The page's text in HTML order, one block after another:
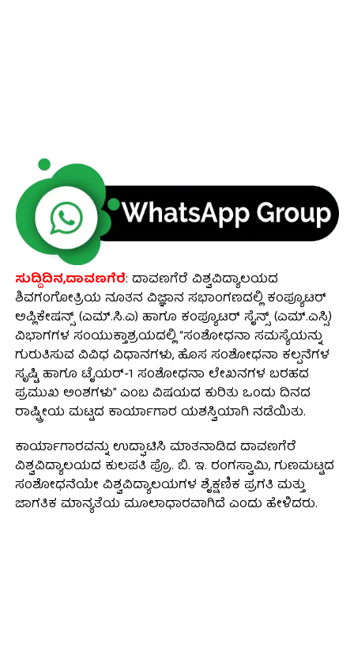
ಸುದ್ದಿದಿನ,ದಾವಣಗೆರೆ: ದಾವಣಗೆರೆ ವಿಶ್ವವಿದ್ಯಾಲಯದ
ಶಿವಗಂಗೋತ್ರಿಯ ನೂತನ ವಿಜ್ಞಾನ ಸಭಾಂಗಣದಲ್ಲಿ ಕಂಪ್ಯೂಟರ್
ಅಪ್ಲಿಕೇಷನ್ಸ್ (ಎಮ್.ಸಿ.ಎ) ಹಾಗೂ ಕಂಪ್ಯೂಟರ್ ಸೈನ್ಸ್ (ಎಮ್.ಎಸ್ಸಿ)
ವಿಭಾಗಗಳ ಸಂಯುಕ್ತಾಶ್ರಯದಲ್ಲಿ “ಸಂಶೋಧನಾ ಸಮಸ್ಯೆಯನ್ನು
ಗುರುತಿಸುವ ವಿವಿಧ ವಿಧಾನಗಳು, ಹೊಸ ಸಂಶೋಧನಾ ಕಲ್ಪನೆಗಳ
ಸೃಷ್ಟಿ ಹಾಗೂ ಟೈಯರ್-1 ಸಂಶೋಧನಾ ಲೇಖನಗಳ ಬರಹದ
ಪ್ರಮುಖ ಅಂಶಗಳು” ಎಂಬ ವಿಷಯದ ಕುರಿತು ಒಂದು ದಿನದ
ರಾಷ್ಟ್ರೀಯ ಮಟ್ಟದ ಕಾರ್ಯಾಗಾರ ಯಶಸ್ವಿಯಾಗಿ ನಡೆಯಿತು.
ಕಾರ್ಯಾಗಾರವನ್ನು ಉದ್ಘಾಟಿಸಿ ಮಾತನಾಡಿದ ದಾವಣಗೆರೆ
ವಿಶ್ವವಿದ್ಯಾಲಯದ ಕುಲಪತಿ ಪ್ರೊ. ಬಿ. ಇ. ರಂಗಸ್ವಾಮಿ, ಗುಣಮಟ್ಟದ
ಸಂಶೋಧನೆಯೇ ವಿಶ್ವವಿದ್ಯಾಲಯಗಳ ಶೈಕ್ಷಣಿಕ ಪ್ರಗತಿ ಮತ್ತು
ಜಾಗತಿಕ ಮಾನ್ಯತೆಯ ಮೂಲಾಧಾರವಾಗಿದೆ ಎಂದು ಹೇಳಿದರು.